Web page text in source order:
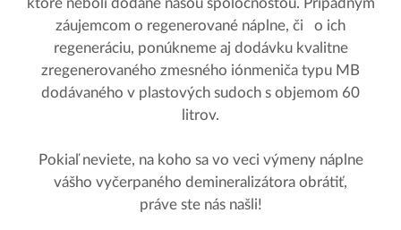
ktoré neboli dodané našou spoločnosťou. Prípadným
záujemcom o regenerované náplne, či o ich
regeneráciu, ponúkneme aj dodávku kvalitne
zregenerovaného zmesného iónmeniča typu MB
dodávaného v plastových sudoch s objemom 60
litrov.
Pokiaľ neviete, na koho sa vo veci výmeny náplne
vášho vyčerpaného demineralizátora obrátiť,
práve ste nás našli!